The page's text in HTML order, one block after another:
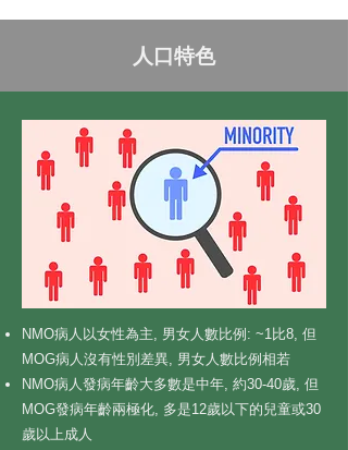
人口特色
NMO病人以女性為主, 男女人數比例: ~1比8, 但
MOG病人沒有性別差異, 男女人數比例相若
NMO病人發病年齡大多數是中年, 約30-40歲, 但
MOG發病年齡兩極化, 多是12歲以下的兒童或30
歲以上成人